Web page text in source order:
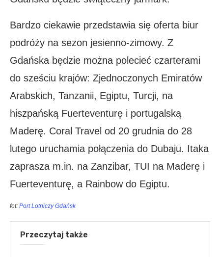
Bardzo ciekawie przedstawia się oferta biur
podróży na sezon jesienno-zimowy. Z
Gdańska będzie można polecieć czarterami
do sześciu krajów: Zjednoczonych Emiratów
Arabskich, Tanzanii, Egiptu, Turcji, na
hiszpańską Fuerteventurę i portugalską
Maderę. Coral Travel od 20 grudnia do 28
lutego uruchamia połączenia do Dubaju. Itaka
zaprasza m.in. na Zanzibar, TUI na Maderę i
Fuerteventurę, a Rainbow do Egiptu.
fot: Port Lotniczy Gdańsk
Przeczytaj także